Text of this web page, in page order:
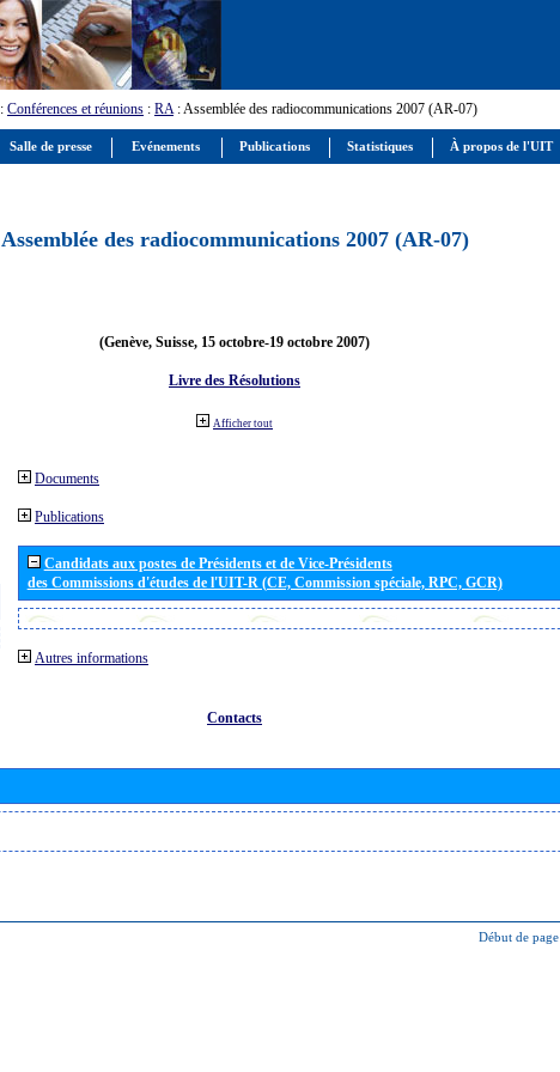
: Conférences et réunions : RA: Assemblée des radiocommunications 2007 (AR-07)
Assemblée des radiocommunications 2007 (AR-07)
(Genève, Suisse, 15 octobre-19 octobre 2007)
Livre des Résolutions
Afficher tout
Documents
Publications
Candidats aux postes de Présidents et de Vice-Présidents
des Commissions d'études de l'UIT-R (CE, Commission spéciale, RPC, GCR)
Autres informations
Contacts
Début de page
Salle de presse Evénements Publications Statistiques À propos de l'UIT